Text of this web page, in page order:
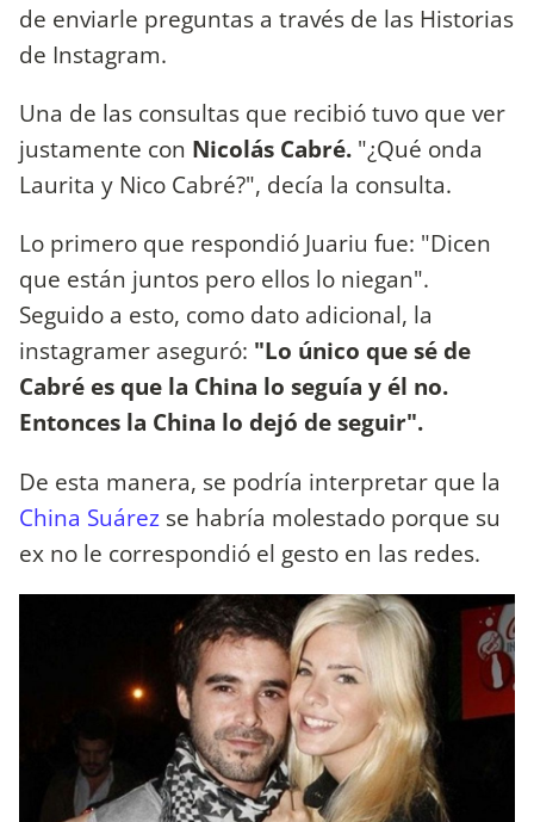
de enviarle preguntas a través de las Historias
de Instagram.
Una de las consultas que recibió tuvo que ver
justamente con Nicolás Cabré. "¿Qué onda
Laurita y Nico Cabré?", decía la consulta.
Lo primero que respondió Juariu fue: "Dicen
que están juntos pero ellos lo niegan".
Seguido a esto, como dato adicional, la
instagramer aseguró: "Lo único que sé de
Cabré es que la China lo seguía y él no.
Entonces la China lo dejó de seguir".
De esta manera, se podría interpretar que la
China Suárez se habría molestado porque su
ex no le correspondió el gesto en las redes.